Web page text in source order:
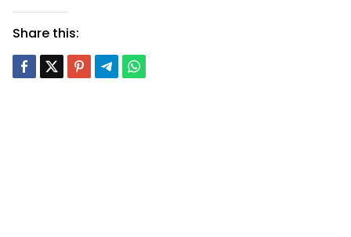
Share this: